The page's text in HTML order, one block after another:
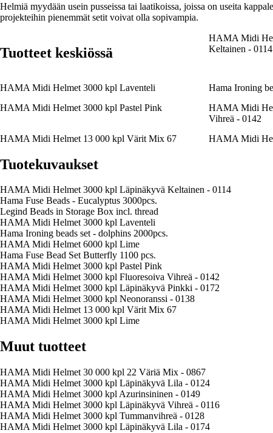
Helmiä myydään usein pusseissa tai laatikoissa, joissa on useita
projekteihin pienemmät setit voivat olla sopivampia.
Tuotteet keskiössä
HAMA Midi
Keltainen - 0114
HAMA Midi Helmet 3000 kpl Laventeli Hama Ironing
HAMA Midi Helmet 3000 kpl Pastel Pink
HAMA Midi
Vihreä - 0142
HAMA Midi Helmet 13 000 kpl Värit Mix 67
HAMA Midi
Tuotekuvaukset
HAMA Midi Helmet 3000 kpl Läpinäkyvä Keltainen - 0114
Hama Fuse Beads - Eucalyptus 3000pcs.
Legind Beads in Storage Box incl. thread
HAMA Midi Helmet 3000 kpl Laventeli
Hama Ironing beads set - dolphins 2000pcs.
HAMA Midi Helmet 6000 kpl Lime
Hama Fuse Bead Set Butterfly 1100 pcs.
HAMA Midi Helmet 3000 kpl Pastel Pink
HAMA Midi Helmet 3000 kpl Fluoresoiva Vihreä - 0142
HAMA Midi Helmet 3000 kpl Läpinäkyvä Pinkki - 0172
HAMA Midi Helmet 3000 kpl Neonoranssi - 0138
HAMA Midi Helmet 13 000 kpl Värit Mix 67
HAMA Midi Helmet 3000 kpl Lime
Muut tuotteet
HAMA Midi Helmet 30 000 kpl 22 Väriä Mix - 0867
HAMA Midi Helmet 3000 kpl Läpinäkyvä Lila - 0124
HAMA Midi Helmet 3000 kpl Azurinsininen - 0149
HAMA Midi Helmet 3000 kpl Läpinäkyvä Vihreä - 0116
HAMA Midi Helmet 3000 kpl Tummanvihreä - 0128
HAMA Midi Helmet 3000 kpl Läpinäkyvä Lila - 0174